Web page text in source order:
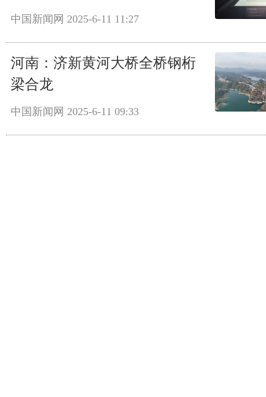
中国新闻网 2025-6-11 11:27
河南：济新黄河大桥全桥钢桁
梁合龙
中国新闻网 2025-6-11 09:33